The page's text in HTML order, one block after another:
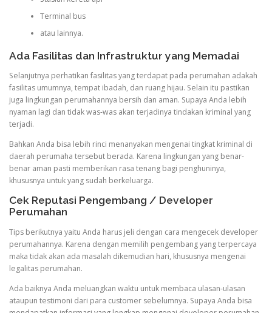
Terminal bus
atau lainnya.
Ada Fasilitas dan Infrastruktur yang Memadai
Selanjutnya perhatikan fasilitas yang terdapat pada perumahan adakah
fasilitas umumnya, tempat ibadah, dan ruang hijau. Selain itu pastikan
juga lingkungan perumahannya bersih dan aman. Supaya Anda lebih
nyaman lagi dan tidak was-was akan terjadinya tindakan kriminal yang
terjadi.
Bahkan Anda bisa lebih rinci menanyakan mengenai tingkat kriminal di
daerah perumaha tersebut berada. Karena lingkungan yang benar-
benar aman pasti memberikan rasa tenang bagi penghuninya,
khususnya untuk yang sudah berkeluarga.
Cek Reputasi Pengembang / Developer
Perumahan
Tips berikutnya yaitu Anda harus jeli dengan cara mengecek developer
perumahannya. Karena dengan memilih pengembang yang terpercaya
maka tidak akan ada masalah dikemudian hari, khususnya mengenai
legalitas perumahan.
Ada baiknya Anda meluangkan waktu untuk membaca ulasan-ulasan
ataupun testimoni dari para customer sebelumnya. Supaya Anda bisa